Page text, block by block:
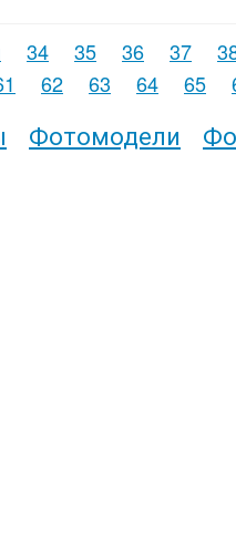
34 35 36 37
62 63 64 65
Фотомодели